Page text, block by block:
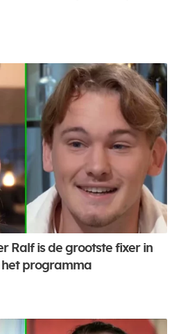
Ralf is de grootste fixer in
het programma